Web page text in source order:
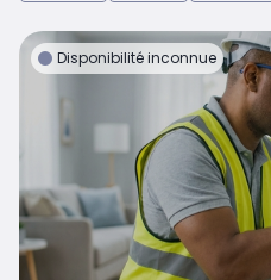
Disponibilité inconnue